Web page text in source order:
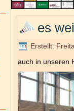
es
Erstellt:
auch in unseren